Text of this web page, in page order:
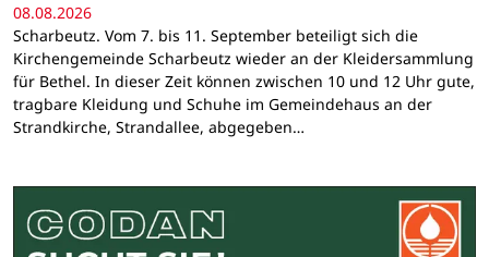
08.08.2026
Scharbeutz. Vom 7. bis 11. September beteiligt sich die
Kirchengemeinde Scharbeutz wieder an der Kleidersammlung
für Bethel. In dieser Zeit können zwischen 10 und 12 Uhr gute,
tragbare Kleidung und Schuhe im Gemeindehaus an der
Strandkirche, Strandallee, abgegeben…